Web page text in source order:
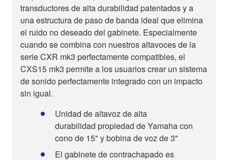
transductores de alta durabilidad patentados y a
una estructura de paso de banda ideal que elimina
el ruido no deseado del gabinete. Especialmente
cuando se combina con nuestros altavoces de la
serie CXR mk3 perfectamente compatibles, el
CXS15 mk3 permite a los usuarios crear un sistema
de sonido perfectamente integrado con un impacto
sin igual.
Unidad de altavoz de alta
durabilidad propiedad de Yamaha con
cono de 15" y bobina de voz de 3"
El gabinete de contrachapado es